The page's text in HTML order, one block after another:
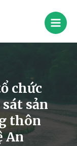
chức
sản
thôn
An